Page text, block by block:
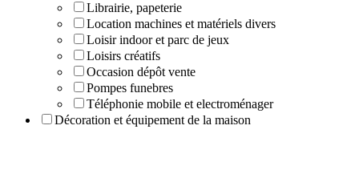
Librairie, papeterie
Location machines et matériels divers
Loisir indoor et parc de jeux
Loisirs créatifs
Occasion dépôt vente
Pompes funebres
Téléphonie mobile et electroménager
Décoration et équipement de la maison